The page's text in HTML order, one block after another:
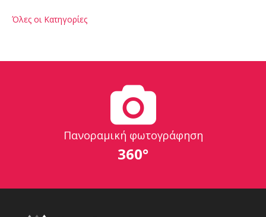
Όλες οι Κατηγορίες
Πανοραμική φωτογράφηση
360°